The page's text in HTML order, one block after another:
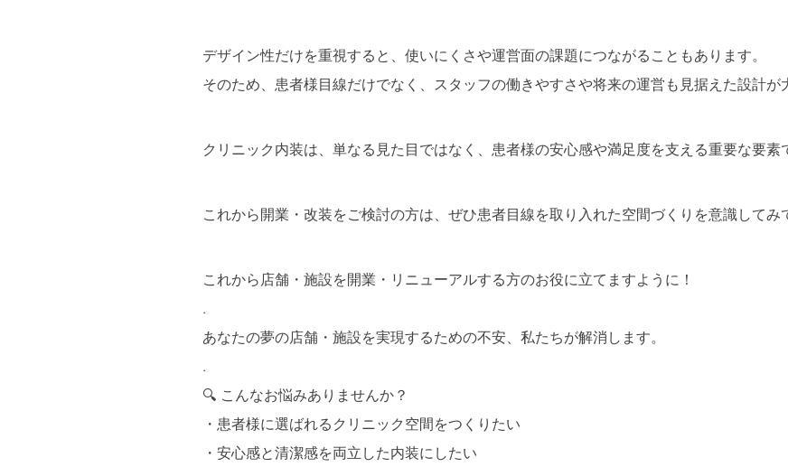
デザイン性だけを重視すると、使いにくさや運営面の課題につながることもあります。
そのため、患者様目線だけでなく、スタッフの働きやすさや将来の運営も見据えた設計が
クリニック内装は、単なる見た目ではなく、患者様の安心感や満足度を支える重要な要素
これから開業・改装をご検討の方は、ぜひ患者目線を取り入れた空間づくりを意識してみ
これから店舗・施設を開業・リニューアルする方のお役に立てますように！
.
あなたの夢の店舗・施設を実現するための不安、私たちが解消します。
.
🔍 こんなお悩みありませんか？
・患者様に選ばれるクリニック空間をつくりたい
・安心感と清潔感を両立した内装にしたい